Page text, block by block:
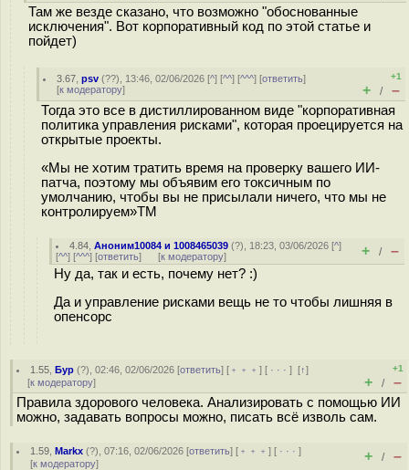
Там же везде сказано, что возможно "обоснованные
исключения". Вот корпоративный код по этой статье и
пойдет)
3.67 ,psv (??), 13:46, 02/06/2026 [^] [^^] [^^^] [ответить]
[к модератору]
+1
+ / –
Тогда это все в дистиллированном виде "корпоративная
политика управления рисками", которая проецируется на
открытые проекты.
«Мы не хотим тратить время на проверку вашего ИИ-
патча, поэтому мы объявим его токсичным по
умолчанию, чтобы вы не присылали ничего, что мы не
контролируем»TM
4.84 ,Аноним10084 и 1008465039 (?), 18:23, 03/06/2026 [^]
[^^] [^^^] [ответить] [к модератору] + / –
Ну да, так и есть, почему нет? :)
Да и управление рисками вещь не то чтобы лишняя в
опенсорс
1.55 ,Бур (?), 02:46, 02/06/2026 [ответить] [ ﹢﹢﹢] [ · · ·][↑]
[к модератору]
+1
+ / –
Правила здорового человека. Анализировать с помощью ИИ
можно, задавать вопросы можно, писать всё изволь сам.
1.59 ,Markx (?), 07:16, 02/06/2026 [ответить] [ ﹢﹢﹢] [ · · ·]
[к модератору] + / –